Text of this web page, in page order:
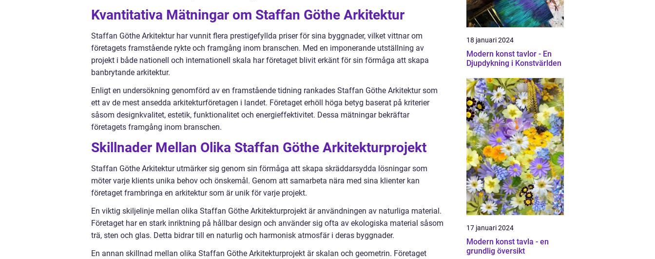
Kvantitativa Mätningar om Staffan Göthe Arkitektur
Staffan Göthe Arkitektur har vunnit flera prestigefyllda priser för sina byggnader, vilket vittnar om
företagets framstående rykte och framgång inom branschen. Med en imponerande utställning av
projekt i både nationell och internationell skala har företaget blivit erkänt för sin förmåga att skapa
banbrytande arkitektur.
Enligt en undersökning genomförd av en framstående tidning rankades Staffan Göthe Arkitektur som
ett av de mest ansedda arkitekturföretagen i landet. Företaget erhöll höga betyg baserat på kriterier
såsom designkvalitet, estetik, funktionalitet och energieffektivitet. Dessa mätningar bekräftar
företagets framgång inom branschen.
Skillnader Mellan Olika Staffan Göthe Arkitekturprojekt
Staffan Göthe Arkitektur utmärker sig genom sin förmåga att skapa skräddarsydda lösningar som
möter varje klients unika behov och önskemål. Genom att samarbeta nära med sina klienter kan
företaget frambringa en arkitektur som är unik för varje projekt.
En viktig skiljelinje mellan olika Staffan Göthe Arkitekturprojekt är användningen av naturliga material.
Företaget har en stark inriktning på hållbar design och använder sig ofta av ekologiska material såsom
trä, sten och glas. Detta bidrar till en naturlig och harmonisk atmosfär i deras byggnader.
En annan skillnad mellan olika Staffan Göthe Arkitekturprojekt är skalan och geometrin. Företaget
18 januari 2024
Modern konst tavlor - En
Djupdykning i Konstvärlden
17 januari 2024
Modern konst tavla - en
grundlig översikt